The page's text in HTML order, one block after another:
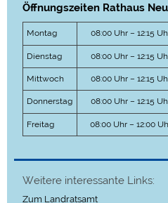
Öffnungszeiten Rathaus
Montag 08:00 Uhr – 12:15
Dienstag 08:00 Uhr – 12:15
Mittwoch 08:00 Uhr – 12:15
Donnerstag 08:00 Uhr – 12:15
Freitag 08:00 Uhr – 12:00
Weitere interessante Links:
Zum Landratsamt